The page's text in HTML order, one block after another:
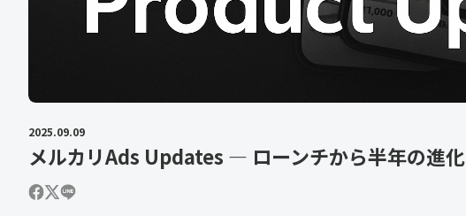
2025.09.09
メルカリAds Updates ― ローンチから半年の進化